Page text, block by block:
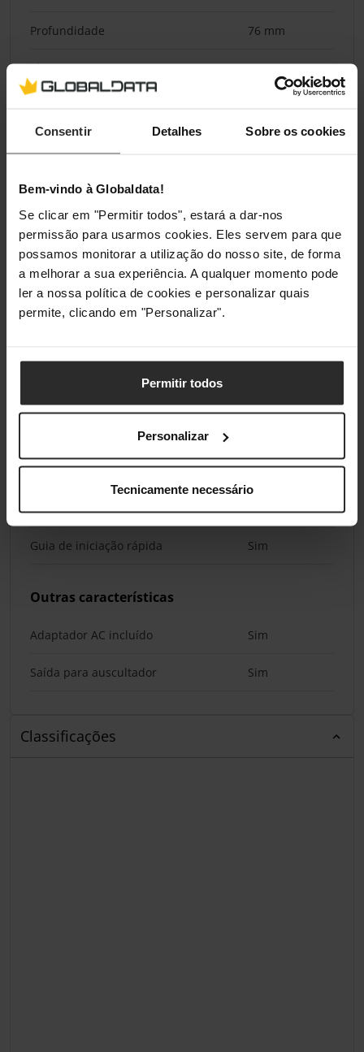
Consentir Detalhes Sobre os cookies
Bem-vindo à Globaldata!
Se clicar em "Permitir todos", estará a dar-nos
permissão para usarmos cookies. Eles servem para que
possamos monitorar a utilização do nosso site, de forma
a melhorar a sua experiência. A qualquer momento pode
ler a nossa política de cookies e personalizar quais
permite, clicando em "Personalizar".
Permitir todos
Personalizar
Tecnicamente necessário
Profundidade 76 mm
Altura 151,5 mm
Embalagem
Tipo de embalagem Caixa
Comprimento da embalagem 90 mm
Profundidade da embalagem
Conteúdo da embalagem
Quantidade por conjunto 2 unidade(s)
Cabos AC
Guia de iniciação rápida Sim
Outras características
Adaptador AC incluído Sim
Saída para auscultador Sim
Classificações